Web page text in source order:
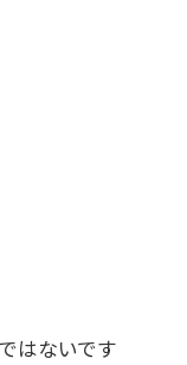
はないです